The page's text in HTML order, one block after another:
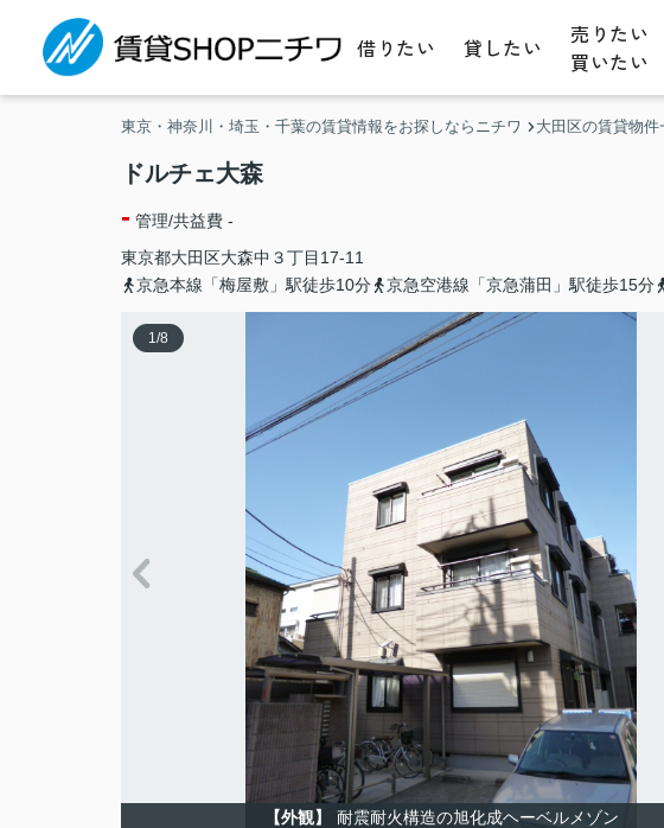
借りたい 貸したい
売りたい
買いたい
東京・神奈川・埼玉・千葉の賃貸情報をお探しならニチワ 大田区の賃貸物件
ドルチェ大森
- 管理/共益費 -
東京都大田区大森中 ３丁目17-11
京急本線「梅屋敷」駅徒歩10分
京急空港線「京急蒲田」駅徒歩15分
1/8
【外観】 耐震耐火構造の旭化成ヘーベルメゾン